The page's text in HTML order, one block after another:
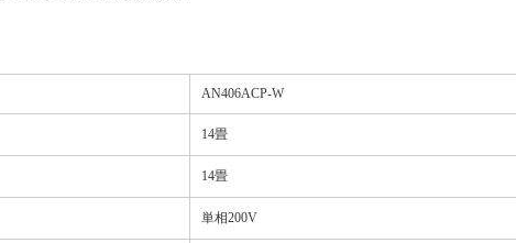
AN406ACP-W
14畳
14畳
単相200V